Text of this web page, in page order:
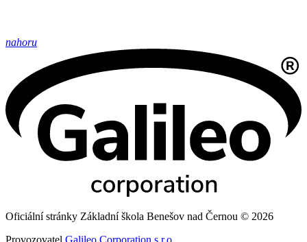
nahoru
Oficiální stránky Základní škola Benešov nad Černou © 2026